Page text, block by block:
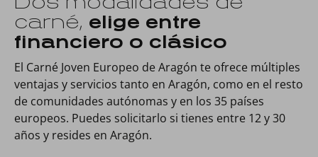
carné, elige entre
financiero o clásico
El Carné Joven Europeo de Aragón te ofrece múltiples
ventajas y servicios tanto en Aragón, como en el resto
de comunidades autónomas y en los 35 países
europeos. Puedes solicitarlo si tienes entre 12 y 30
años y resides en Aragón.